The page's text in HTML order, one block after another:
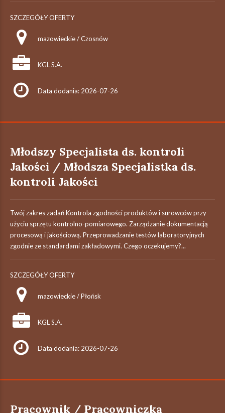
SZCZEGÓŁY OFERTY
mazowieckie / Czosnów
KGL S.A.
Data dodania: 2026-07-26
Młodszy Specjalista ds. kontroli
Jakości / Młodsza Specjalistka ds.
kontroli Jakości
Twój zakres zadań Kontrola zgodności produktów i surowców przy
użyciu sprzętu kontrolno-pomiarowego. Zarządzanie dokumentacją
procesową i jakościową. Przeprowadzanie testów laboratoryjnych
zgodnie ze standardami zakładowymi. Czego oczekujemy?...
SZCZEGÓŁY OFERTY
mazowieckie / Płońsk
KGL S.A.
Data dodania: 2026-07-26
Pracownik / Pracowniczka